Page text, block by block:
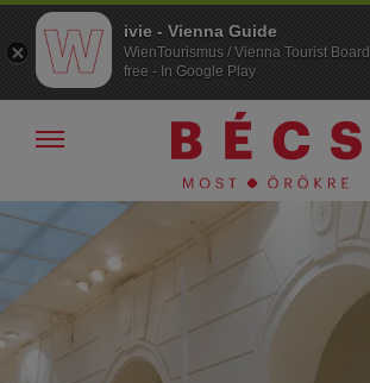
A
navigációhoz
A
tartalomhoz
Navigáció
elrejtése
ivie - Vienna Guide
WienTourismus / Vienna Tourist Board
free - In Google Play